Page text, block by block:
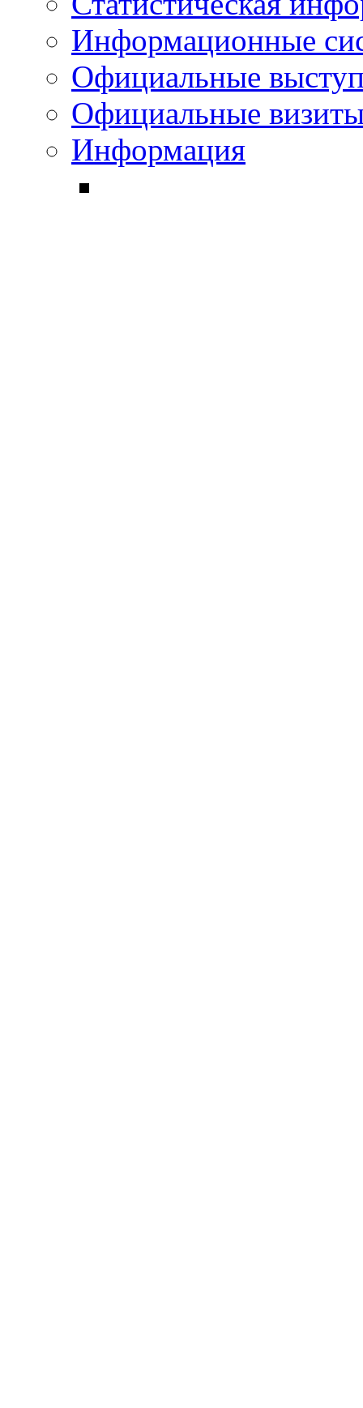
Информационные
Официальные
Официальные
Информация